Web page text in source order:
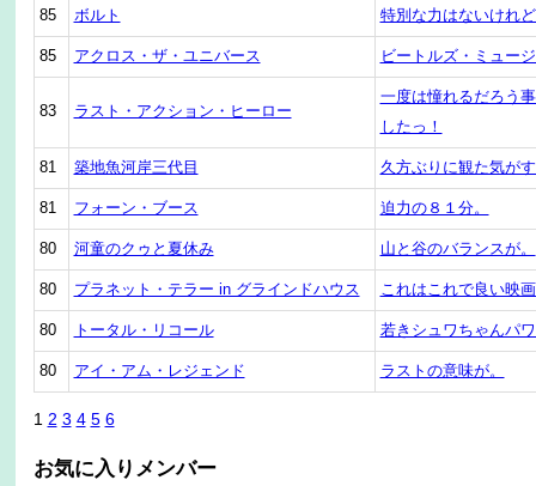
85 ボルト 特別な力はないけれ
85 アクロス・ザ・ユニバース ビートルズ・ミュー
83 ラスト・アクション・ヒーロー
一度は憧れるだろう
したっ！
81 築地魚河岸三代目 久方ぶりに観た気が
81 フォーン・ブース 迫力の８１分。
80 河童のクゥと夏休み 山と谷のバランスが。
80 プラネット・テラー in グラインドハウス これはこれで良い映
80 トータル・リコール 若きシュワちゃんパ
80 アイ・アム・レジェンド ラストの意味が。
1 2 3 4 5 6
お気に入りメンバー